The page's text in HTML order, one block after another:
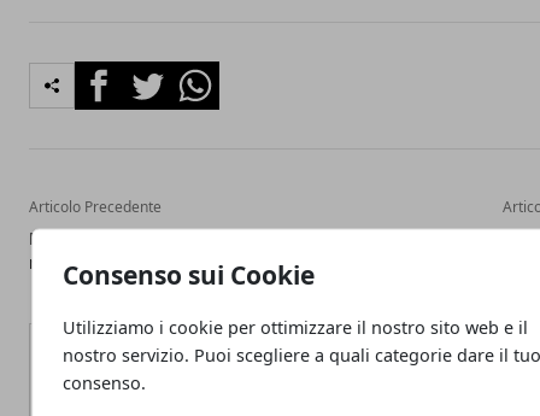
Consenso sui Cookie
Utilizziamo i cookie per ottimizzare il nostro sito web e il
nostro servizio. Puoi scegliere a quali categorie dare il
consenso.
FacebookTwitterWhatsapp
Articolo Precedente
Microneedling ridurre cicatrici e
rughe con gli Aghi